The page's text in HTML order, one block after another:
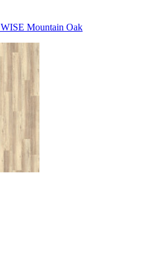
WISE Mountain Oak